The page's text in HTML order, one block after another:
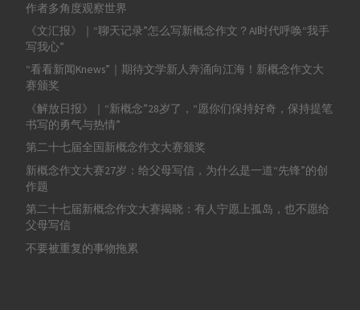
作者多角度观察世界
《文汇报》｜“聊天记录”怎么写新概念作文？AI时代呼唤“我手
写我心”
“看看新闻Knews”｜期待文学新人奔涌向江海！新概念作文大
赛颁奖
《解放日报》｜“新概念”28岁了，“愿你们保持好奇，保持提笔
书写的勇气与热情”
第二十七届全国新概念作文大赛颁奖
新概念作文大赛27岁：给父母写信，为什么是一道“先锋”的创
作题
第二十七届新概念作文大赛揭晓：有人宁愿上孤岛，也不愿给
父母写信
不要被重复的事物拖累